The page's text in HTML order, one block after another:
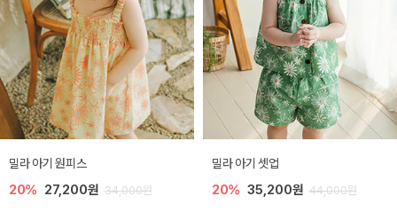
밀라 아기 원피스
20% 27,200원 34,000원
밀라 아기 셋업
20% 35,200원 44,000원